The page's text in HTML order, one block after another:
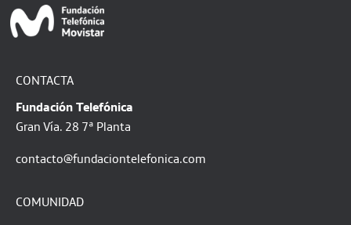
CONTACTA
Fundación Telefónica
Gran Vía. 28 7ª Planta
contacto@fundaciontelefonica.com
COMUNIDAD